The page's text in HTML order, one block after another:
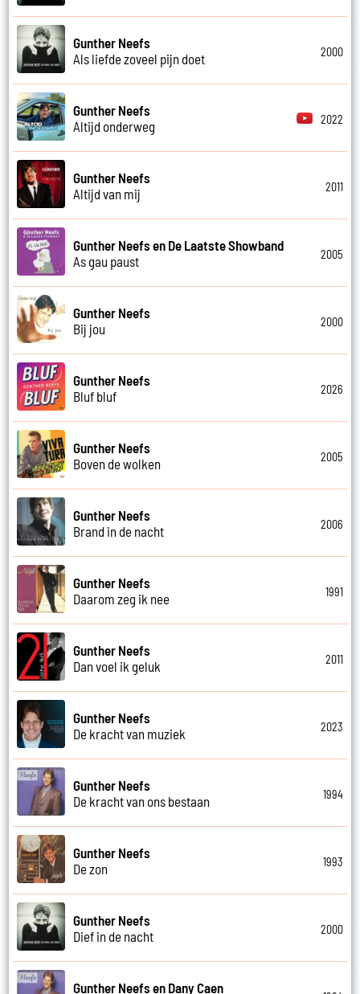
Gunther Neefs
Als liefde zoveel pijn doet
2000
Gunther Neefs
Altijd onderweg
2022
Gunther Neefs
Altijd van mij
2011
Gunther Neefs en De Laatste Showband
As gau paust
2005
Gunther Neefs
Bij jou
2000
Gunther Neefs
Bluf bluf
2026
Gunther Neefs
Boven de wolken
2005
Gunther Neefs
Brand in de nacht
2006
Gunther Neefs
Daarom zeg ik nee
1991
Gunther Neefs
Dan voel ik geluk
2011
Gunther Neefs
De kracht van muziek
2023
Gunther Neefs
De kracht van ons bestaan
1994
Gunther Neefs
De zon
1993
Gunther Neefs
Dief in de nacht
2000
Gunther Neefs en Dany Caen